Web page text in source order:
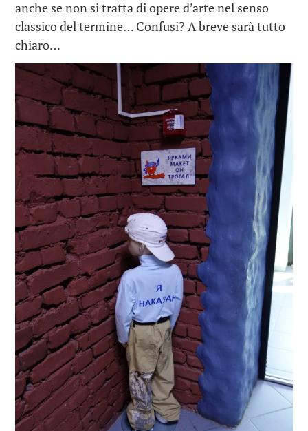
anche se non si tratta di opere d’arte nel senso
classico del termine… Confusi? A breve sarà tutto
chiaro…